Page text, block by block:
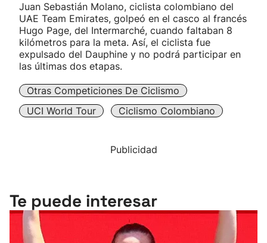
Juan Sebastián Molano, ciclista colombiano del
UAE Team Emirates, golpeó en el casco al francés
Hugo Page, del Intermarché, cuando faltaban 8
kilómetros para la meta. Así, el ciclista fue
expulsado del Dauphine y no podrá participar en
las últimas dos etapas.
Otras Competiciones De Ciclismo
UCI World Tour
Ciclismo Colombiano
Publicidad
Te puede interesar